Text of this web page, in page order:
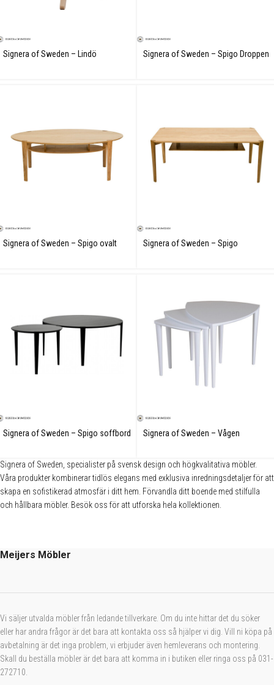
Signera of Sweden – Lindö
Signera of Sweden – Spigo Droppen
Signera of Sweden – Spigo ovalt
Signera of Sweden – Spigo
Signera of Sweden – Spigo soffbord
Signera of Sweden – Vågen
Signera of Sweden, specialister på svensk design och högkvalitativa möbler.
Våra produkter kombinerar tidlös elegans med exklusiva inredningsdetaljer för att
skapa en sofistikerad atmosfär i ditt hem. Förvandla ditt boende med stilfulla
och hållbara möbler. Besök oss för att utforska hela kollektionen.
Meijers Möbler
Vi säljer utvalda möbler från ledande tillverkare. Om du inte hittar det du söker
eller har andra frågor är det bara att kontakta oss så hjälper vi dig. Vill ni köpa på
avbetalning är det inga problem, vi erbjuder även hemleverans och montering.
Skall du beställa möbler är det bara att komma in i butiken eller ringa oss på 031-
272710.